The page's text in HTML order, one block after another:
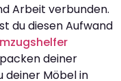
Arbeit verbunden.
du diesen Aufwand
deiner
deiner Möbel in